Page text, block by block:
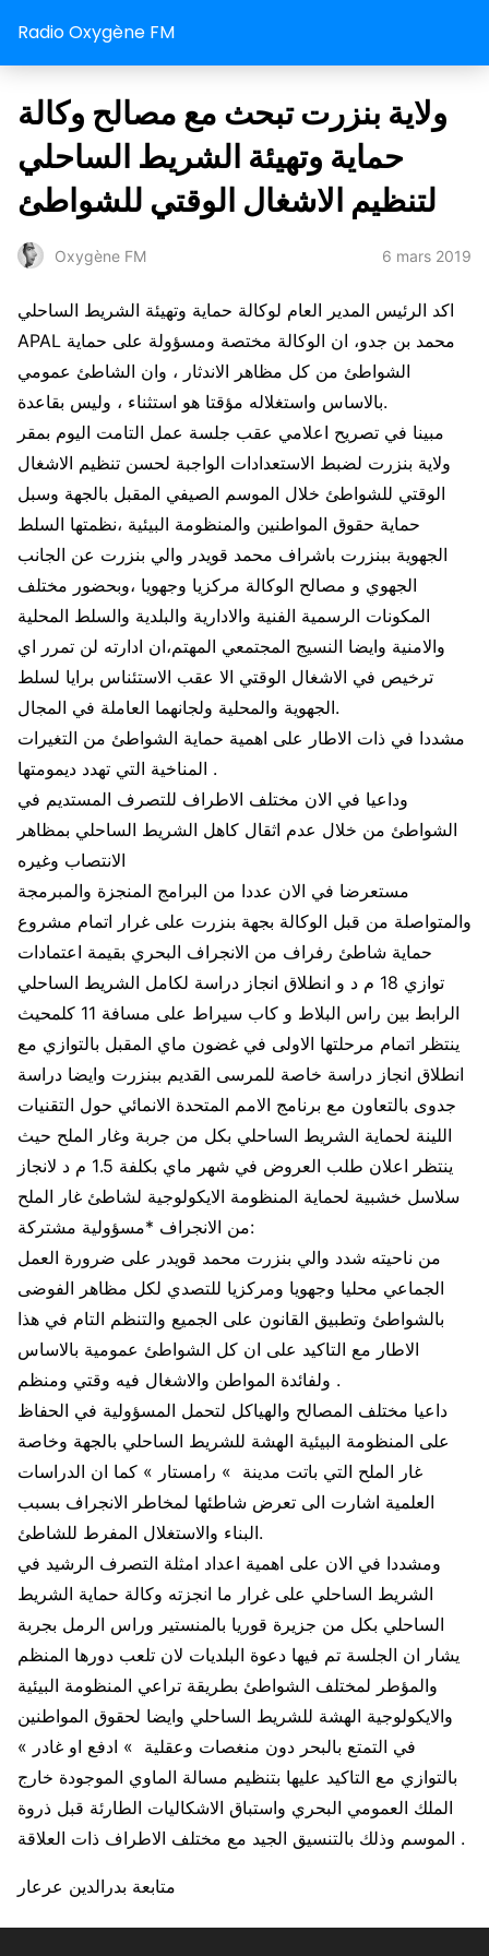
Radio Oxygène FM
ولاية بنزرت تبحث مع مصالح وكالة
حماية وتهيئة الشريط الساحلي
لتنظيم الاشغال الوقتي للشواطئ
Oxygène FM 6 mars 2019
اكد الرئيس المدير العام لوكالة حماية وتهيئة الشريط الساحلي
APAL محمد بن جدو، ان الوكالة مختصة ومسؤولة على حماية
الشواطئ من كل مظاهر الاندثار ، وان الشاطئ عمومي
بالاساس واستغلاله مؤقتا هو استثناء ، وليس بقاعدة.
مبينا في تصريح اعلامي عقب جلسة عمل التامت اليوم بمقر
ولاية بنزرت لضبط الاستعدادات الواجبة لحسن تنظيم الاشغال
الوقتي للشواطئ خلال الموسم الصيفي المقبل بالجهة وسبل
حماية حقوق المواطنين والمنظومة البيئية ،نظمتها السلط
الجهوية ببنزرت باشراف محمد قويدر والي بنزرت عن الجانب
الجهوي و مصالح الوكالة مركزيا وجهويا ،وبحضور مختلف
المكونات الرسمية الفنية والادارية والبلدية والسلط المحلية
والامنية وايضا النسيج المجتمعي المهتم،ان ادارته لن تمرر اي
ترخيص في الاشغال الوقتي الا عقب الاستئناس برايا لسلط
الجهوية والمحلية ولجانهما العاملة في المجال.
مشددا في ذات الاطار على اهمية حماية الشواطئ من التغيرات
المناخية التي تهدد ديمومتها .
وداعيا في الان مختلف الاطراف للتصرف المستديم في
الشواطئ من خلال عدم اثقال كاهل الشريط الساحلي بمظاهر
الانتصاب وغيره
مستعرضا في الان عددا من البرامج المنجزة والمبرمجة
والمتواصلة من قبل الوكالة بجهة بنزرت على غرار اتمام مشروع
حماية شاطئ رفراف من الانجراف البحري بقيمة اعتمادات
توازي 18 م د و انطلاق انجاز دراسة لكامل الشريط الساحلي
الرابط بين راس البلاط و كاب سيراط على مسافة 11 كلمحيث
ينتظر اتمام مرحلتها الاولى في غضون ماي المقبل بالتوازي مع
انطلاق انجاز دراسة خاصة للمرسى القديم ببنزرت وايضا دراسة
جدوى بالتعاون مع برنامج الامم المتحدة الانمائي حول التقنيات
اللينة لحماية الشريط الساحلي بكل من جربة وغار الملح حيث
ينتظر اعلان طلب العروض في شهر ماي بكلفة 1.5 م د لانجاز
سلاسل خشبية لحماية المنظومة الايكولوجية لشاطئ غار الملح
من الانجراف *مسؤولية مشتركة:
من ناحيته شدد والي بنزرت محمد قويدر على ضرورة العمل
الجماعي محليا وجهويا ومركزيا للتصدي لكل مظاهر الفوضى
بالشواطئ وتطبيق القانون على الجميع والتنظم التام في هذا
الاطار مع التاكيد على ان كل الشواطئ عمومية بالاساس
ولفائدة المواطن والاشغال فيه وقتي ومنظم .
داعيا مختلف المصالح والهياكل لتحمل المسؤولية في الحفاظ
على المنظومة البيئية الهشة للشريط الساحلي بالجهة وخاصة
غار الملح التي باتت مدينة » رامستار » كما ان الدراسات
العلمية اشارت الى تعرض شاطئها لمخاطر الانجراف بسبب
البناء والاستغلال المفرط للشاطئ.
ومشددا في الان على اهمية اعداد امثلة التصرف الرشيد في
الشريط الساحلي على غرار ما انجزته وكالة حماية الشريط
الساحلي بكل من جزيرة قوريا بالمنستير وراس الرمل بجربة
يشار ان الجلسة تم فيها دعوة البلديات لان تلعب دورها المنظم
والمؤطر لمختلف الشواطئ بطريقة تراعي المنظومة البيئية
والايكولوجية الهشة للشريط الساحلي وايضا لحقوق المواطنين
في التمتع بالبحر دون منغصات وعقلية » ادفع او غادر »
بالتوازي مع التاكيد عليها بتنظيم مسالة الماوي الموجودة خارج
الملك العمومي البحري واستباق الاشكاليات الطارئة قبل ذروة
الموسم وذلك بالتنسيق الجيد مع مختلف الاطراف ذات العلاقة .
متابعة بدرالدين عرعار